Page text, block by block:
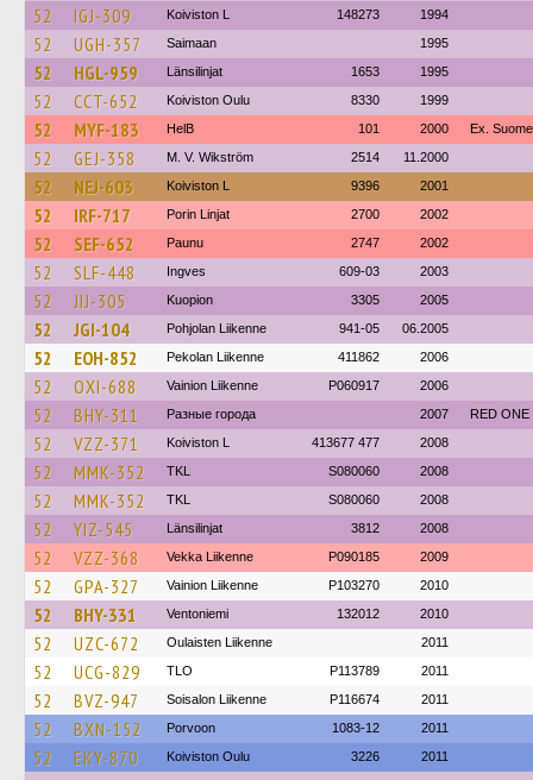
52 IGJ-309 Koiviston L 148273 1994
52 UGH-357 Saimaan 1995
52 HGL-959 Länsilinjat 1653 1995
52 CCT-652 Koiviston Oulu 8330 1999
52 MYF-183 HelB 101 2000 Ex.
52 GEJ-358 M. V. Wikström 2514 11.2000
52 NEJ-603 Koiviston L 9396 2001
52 IRF-717 Porin Linjat 2700 2002
52 SEF-652 Paunu 2747 2002
52 SLF-448 Ingves 609-03 2003
52 JIJ-305 Kuopion 3305 2005
52 JGI-104 Pohjolan Liikenne 941-05 06.2005
52 EOH-852 Pekolan Liikenne 411862 2006
52 OXI-688 Vainion Liikenne P060917 2006
52 BHY-311 Разные города 2007 RED ONE
52 VZZ-371 Koiviston L 413677 477 2008
52 MMK-352 TKL S080060 2008
52 MMK-352 TKL S080060 2008
52 YIZ-545 Länsilinjat 3812 2008
52 VZZ-368 Vekka Liikenne P090185 2009
52 GPA-327 Vainion Liikenne P103270 2010
52 BHY-331 Ventoniemi 132012 2010
52 UZC-672 Oulaisten Liikenne 2011
52 UCG-829 TLO P113789 2011
52 BVZ-947 Soisalon Liikenne P116674 2011
52 BXN-152 Porvoon 1083-12 2011
52 EKY-870 Koiviston Oulu 3226 2011